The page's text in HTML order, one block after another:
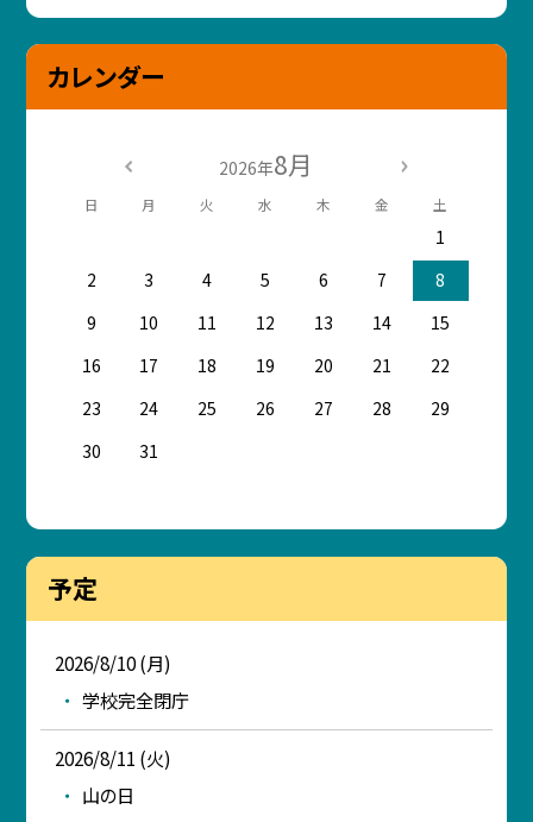
カレンダー
2026年8月
日 月 火 水 木 金 土
1
2
3 4 5 6 7
8
9
10 11 12 13 14
15
16
17 18 19 20 21
22
23
24 25 26 27 28
29
30
31
予定
2026/8/10 (月)
学校完全閉庁
2026/8/11 (火)
山の日